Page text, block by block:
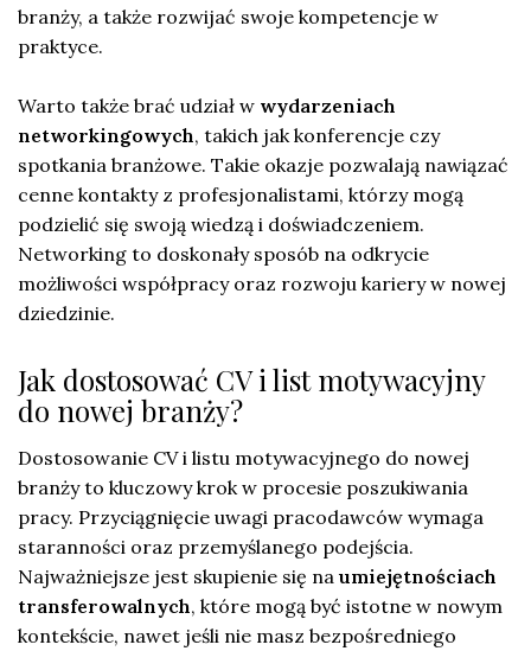
branży, a także rozwijać swoje kompetencje w
praktyce.
Warto także brać udział w wydarzeniach
networkingowych, takich jak konferencje czy
spotkania branżowe. Takie okazje pozwalają nawiązać
cenne kontakty z profesjonalistami, którzy mogą
podzielić się swoją wiedzą i doświadczeniem.
Networking to doskonały sposób na odkrycie
możliwości współpracy oraz rozwoju kariery w nowej
dziedzinie.
Jak dostosować CV i list motywacyjny
do nowej branży?
Dostosowanie CV i listu motywacyjnego do nowej
branży to kluczowy krok w procesie poszukiwania
pracy. Przyciągnięcie uwagi pracodawców wymaga
staranności oraz przemyślanego podejścia.
Najważniejsze jest skupienie się na umiejętnościach
transferowalnych, które mogą być istotne w nowym
kontekście, nawet jeśli nie masz bezpośredniego